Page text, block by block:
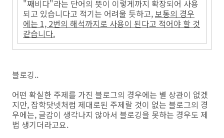
"째비다"라는 단어의 뜻이 이렇게까지 확장되어 사용
되고 있습니다고 적기는 어려울 듯하고,보통의 경우
에는 1, 2번의 해석까지로 사용이 된다고 적어야 할 것
같습니다.
블로깅..
어떤 확실한 주제를 가진 블로그의 경우에는 별 상관이 없겠
지만, 잡학닷넷처럼 제대로된 주제랄 것이 없는 블로그의 경
우에는, 글감이 생각나지 않아서 블로깅을 못하는 경우도 제
법 생기더라고요.